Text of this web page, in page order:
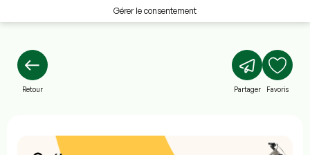
Gérer le consentement
Retour Partager Favoris